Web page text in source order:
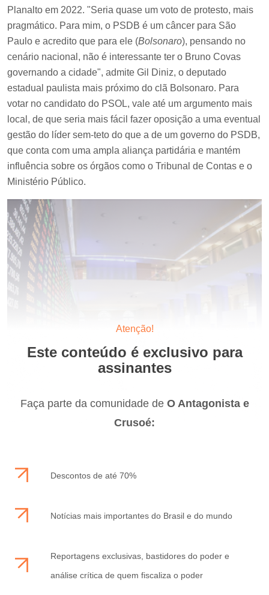
Atenção!
Este conteúdo é exclusivo para
assinantes
Faça parte da comunidade de O Antagonista e
Crusoé:
Descontos de até 70%
Notícias mais importantes do Brasil e do mundo
Reportagens exclusivas, bastidores do poder e
análise crítica de quem fiscaliza o poder
Planalto em 2022. "Seria quase um voto de protesto, mais
pragmático. Para mim, o PSDB é um câncer para São
Paulo e acredito que para ele (Bolsonaro), pensando no
cenário nacional, não é interessante ter o Bruno Covas
governando a cidade", admite Gil Diniz, o deputado
estadual paulista mais próximo do clã Bolsonaro. Para
votar no candidato do PSOL, vale até um argumento mais
local, de que seria mais fácil fazer oposição a uma eventual
gestão do líder sem-teto do que a de um governo do PSDB,
que conta com uma ampla aliança partidária e mantém
influência sobre os órgãos como o Tribunal de Contas e o
Ministério Público.